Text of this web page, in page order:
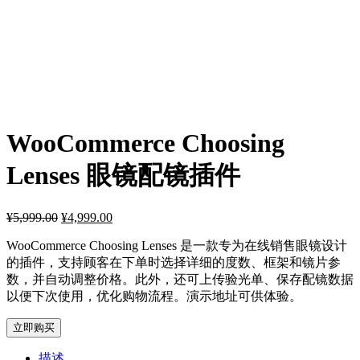
WooCommerce Choosing
Lenses 眼镜配镜插件
¥5,999.00 原
为：
¥5,999.00。
¥4,999.00当
价
格
为：
¥4,999.00。
WooCommerce Choosing Lenses 是一款专为在线销售眼镜设计
的插件，支持顾客在下单时选择详细的度数、框架和镜片参
数，并自动调整价格。此外，还可上传验光单、保存配镜数据
以便下次使用，优化购物流程。演示地址可供体验。
立即购买